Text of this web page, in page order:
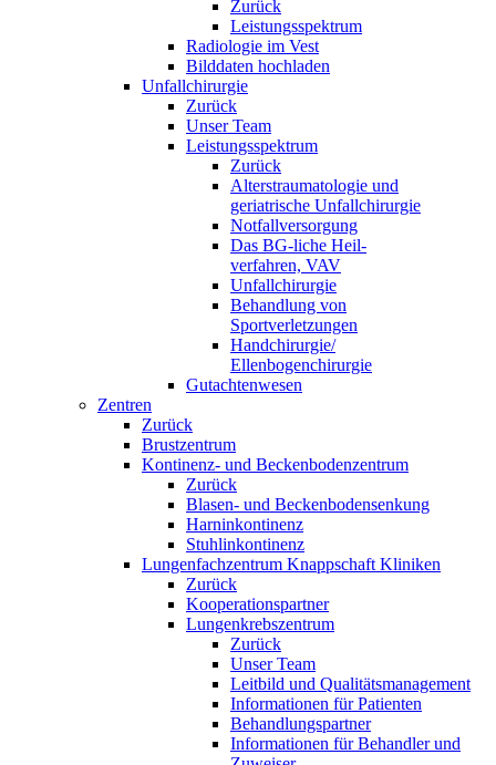
Zurück
Leistungsspektrum
Radiologie im Vest
Bilddaten hochladen
Unfallchirurgie
Zurück
Unser Team
Leistungsspektrum
Zurück
Alterstraumatologie und
geriatrische Unfallchirurgie
Notfallversorgung
Das BG-liche Heil-
verfahren, VAV
Unfallchirurgie
Behandlung von
Sportverletzungen
Handchirurgie/
Ellenbogenchirurgie
Gutachtenwesen
Zentren
Zurück
Brustzentrum
Kontinenz- und Beckenbodenzentrum
Zurück
Blasen- und Beckenbodensenkung
Harninkontinenz
Stuhlinkontinenz
Lungenfachzentrum Knappschaft Kliniken
Zurück
Kooperationspartner
Lungenkrebszentrum
Zurück
Unser Team
Leitbild und Qualitätsmanagement
Informationen für Patienten
Behandlungspartner
Informationen für Behandler und